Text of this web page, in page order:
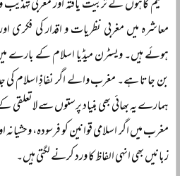
تعلیم گاہوں کے تربیت یافتہ اور مغربی
معاشرہ میں مغربی نظریات و اقدار کی فکری اور
ہوئے ہیں۔ ویسٹرن میڈیا اسلام کے بارے
بن جاتا ہے۔ مغرب والے اگر نفاذِ اسلام کی
ہمارے یہ بھائی بھی بنیاد پرستوں سے لاتعلقی
مغرب میں اگر اسلامی قوانین کو فرسودہ، وحشیانہ
زبانیں بھی انہی الفاظ کا ورد کرنے لگتی ہیں۔